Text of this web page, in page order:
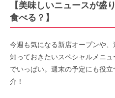
【美味しいニュースが盛
食べる？】
今週も気になる新店オープンや、
知っておきたいスペシャルメニ
でいっぱい。週末の予定にも役
介！